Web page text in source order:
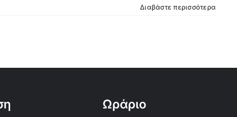
Διαβάστε περισσότερα
Ωράριο